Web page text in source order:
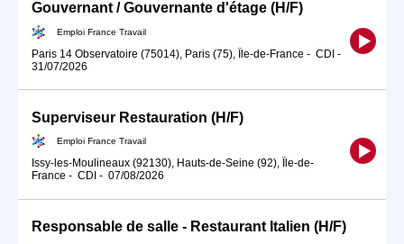
Gouvernant / Gouvernante d'étage (H/F)
Emploi France Travail
Paris 14 Observatoire (75014), Paris (75), Île-de-France - CDI -
31/07/2026
Superviseur Restauration (H/F)
Emploi France Travail
Issy-les-Moulineaux (92130), Hauts-de-Seine (92), Île-de-
France - CDI - 07/08/2026
Responsable de salle - Restaurant Italien (H/F)